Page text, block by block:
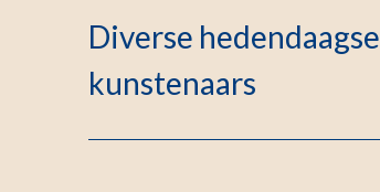
Diverse hedendaagse
kunstenaars